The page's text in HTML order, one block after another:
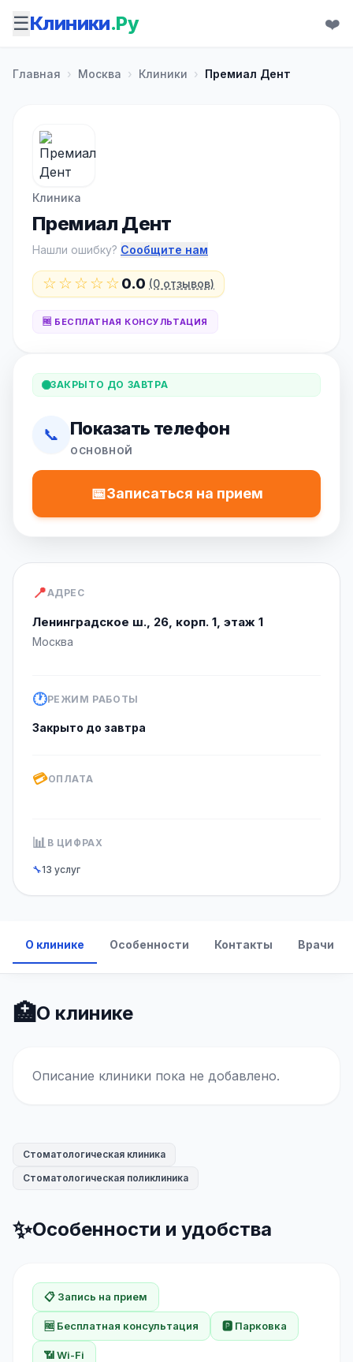
☰Клиники.Ру ❤️
Главная › Москва › Клиники › Премиал Дент
Клиника
Премиал Дент
Нашли ошибку? Сообщите нам
☆☆☆☆☆0.0 (0 отзывов)
🆓 БЕСПЛАТНАЯ КОНСУЛЬТАЦИЯ
ЗАКРЫТО ДО ЗАВТРА
📞 Показать телефон
ОСНОВНОЙ
📅Записаться на прием
📍АДРЕС
Ленинградское ш., 26, корп. 1, этаж 1
Москва
🕐РЕЖИМ РАБОТЫ
Закрыто до завтра
💳ОПЛАТА
📊 В ЦИФРАХ
🔧13 услуг
О клинике Особенности Контакты Врачи
🏥О клинике
Описание клиники пока не добавлено.
Стоматологическая клиника
Стоматологическая поликлиника
✨Особенности и удобства
📋 Запись на прием
🆓 Бесплатная консультация 🅿️ Парковка
📶 Wi-Fi